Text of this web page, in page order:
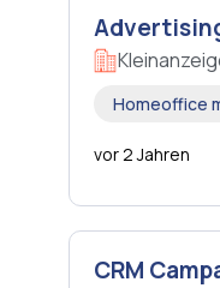
Homeoffice
vor 2 Jahren
CRM